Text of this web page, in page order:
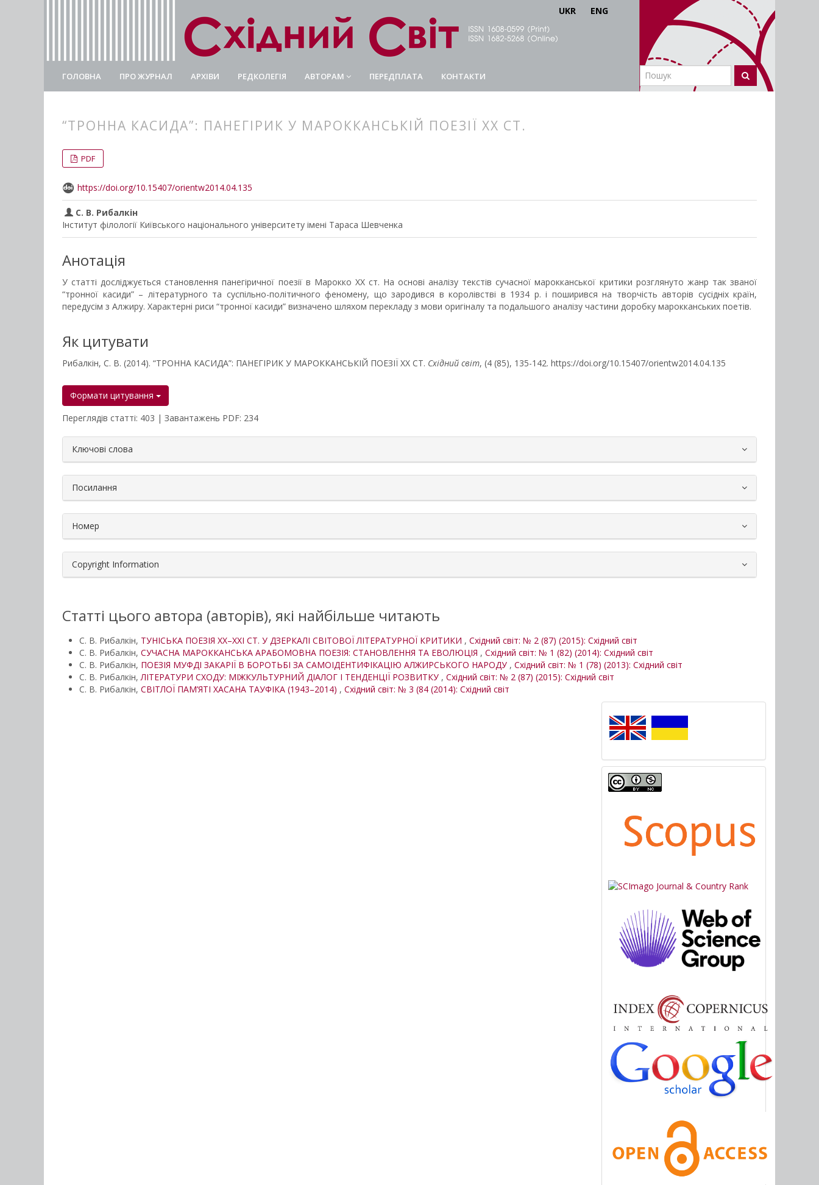
UKR ENG
ГОЛОВНА ПРО ЖУРНАЛ АРХІВИ РЕДКОЛЕГІЯ АВТОРАМ ПЕРЕДПЛАТА КОНТАКТИ
“ТРОННА КАСИДА”: ПАНЕГІРИК У МАРОККАНСЬКІЙ ПОЕЗІЇ ХХ СТ.
##plugins.themes.bootstrap3.article.main##
##plugins.themes.bootstrap3.article.sidebar##
PDF
https://doi.org/10.15407/orientw2014.04.135
С. В. Рибалкін
Інститут філології Київського національного університету імені Тараса Шевченка
Анотація
У статті досліджується становлення панегіричної поезії в Марокко ХХ ст. На основі аналізу текстів сучасної марокканської критики розглянуто жанр так званої
“тронної касиди” – літературного та суспільно-політичного феномену, що зародився в королівстві в 1934 р. і поширився на творчість авторів сусідніх країн,
передусім з Алжиру. Характерні риси “тронної касиди” визначено шляхом перекладу з мови оригіналу та подальшого аналізу частини доробку марокканських поетів.
Як цитувати
Рибалкін, С. В. (2014). “ТРОННА КАСИДА”: ПАНЕГІРИК У МАРОККАНСЬКІЙ ПОЕЗІЇ ХХ СТ. Східний світ, (4 (85), 135-142. https://doi.org/10.15407/orientw2014.04.135
Формати цитування
Переглядів статті: 403 | Завантажень PDF: 234
##plugins.themes.bootstrap3.article.details##
Ключові слова
Посилання
Номер
Copyright Information
Статті цього автора (авторів), які найбільше читають
С. В. Рибалкін, ТУНІСЬКА ПОЕЗІЯ ХХ–ХХІ СТ. У ДЗЕРКАЛІ СВІТОВОЇ ЛІТЕРАТУРНОЇ КРИТИКИ , Східний світ: № 2 (87) (2015): Східний світ
С. В. Рибалкін, СУЧАСНА МАРОККАНСЬКА АРАБОМОВНА ПОЕЗІЯ: СТАНОВЛЕННЯ ТА ЕВОЛЮЦІЯ , Східний світ: № 1 (82) (2014): Східний світ
С. В. Рибалкін, ПОЕЗІЯ МУФДІ ЗАКАРІЇ В БОРОТЬБІ ЗА САМОІДЕНТИФІКАЦІЮ АЛЖИРСЬКОГО НАРОДУ , Східний світ: № 1 (78) (2013): Східний світ
С. В. Рибалкін,ЛІТЕРАТУРИ СХОДУ: МІЖКУЛЬТУРНИЙ ДІАЛОГ І ТЕНДЕНЦІЇ РОЗВИТКУ , Східний світ: № 2 (87) (2015): Східний світ
С. В. Рибалкін, СВІТЛОЇ ПАМ’ЯТІ ХАСАНА ТАУФІКА (1943–2014) , Східний світ: № 3 (84 (2014): Східний світ